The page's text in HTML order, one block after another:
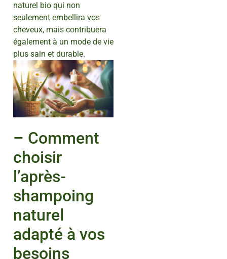
naturel bio qui non
seulement embellira vos
cheveux, mais contribuera
également à un mode de vie
plus sain et durable.
– Comment
choisir
l’après-
shampoing
naturel
adapté à vos
besoins